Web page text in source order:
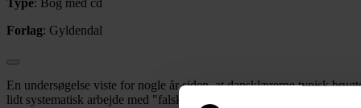
Type: Bog med cd
Forlag: Gyldendal
En undersøgelse viste for nogle år siden, at dansklærerne typisk
lidt systematisk arbejde med "falske venner", staveregler og lidt